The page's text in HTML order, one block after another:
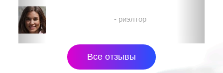
- риэлтор
Все отзывы